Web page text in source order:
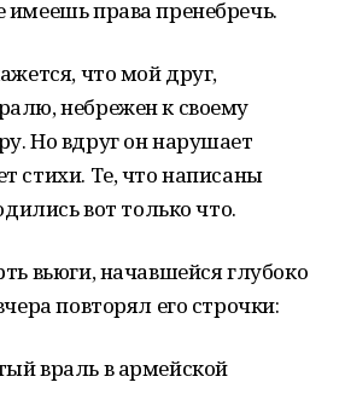
права пренебречь.
что мой друг,
небрежен к своему
Но вдруг он нарушает
стихи. Те, что написаны
вот только что.
вьюги, начавшейся глубоко
повторял его строчки:
враль в армейской